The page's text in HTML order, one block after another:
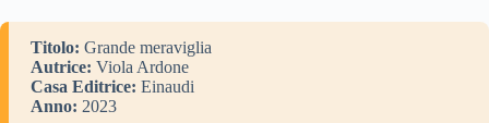
Titolo: Grande meraviglia
Autrice: Viola Ardone
Casa Editrice: Einaudi
Anno: 2023